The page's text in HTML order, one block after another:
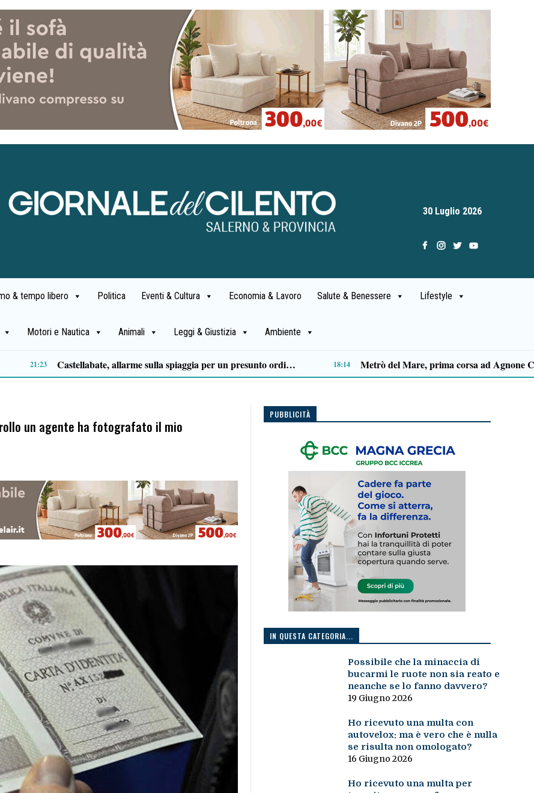
30 Luglio 2026
& tempo libero Politica Eventi & Cultura Economia & Lavoro Salute & Benessere Lifestyle
Motori e Nautica Animali Leggi & Giustizia Ambiente
Premio Terre del Bussento, si alza il sipario: stasera Roberto Fico apre l’11ª edizione 14:35 Capaccio Paestum spazio di legalità: oltre 43 ettari di beni confiscati destinati a progetti sociali 14:14
un agente ha fotografato il mio
PUBBLICITÀ
IN QUESTA CATEGORIA...
Possibile che la minaccia di
bucarmi le ruote non sia reato e
neanche se lo fanno davvero?
19 Giugno 2026
Ho ricevuto una multa con
autovelox: ma è vero che è nulla
se risulta non omologato?
16 Giugno 2026
Ho ricevuto una multa per